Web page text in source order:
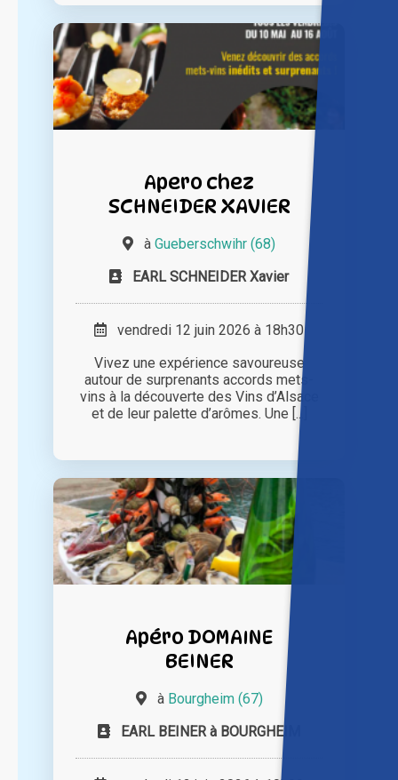
Apero chez
SCHNEIDER XAVIER
à Gueberschwihr (68)
EARL SCHNEIDER Xavier
vendredi 12 juin 2026 à 18h30
Vivez une expérience savoureuse
autour de surprenants accords mets-
vins à la découverte des Vins d’Alsace
et de leur palette d’arômes. Une [...]
Apéro DOMAINE
BEINER
à Bourgheim (67)
EARL BEINER à BOURGHEIM